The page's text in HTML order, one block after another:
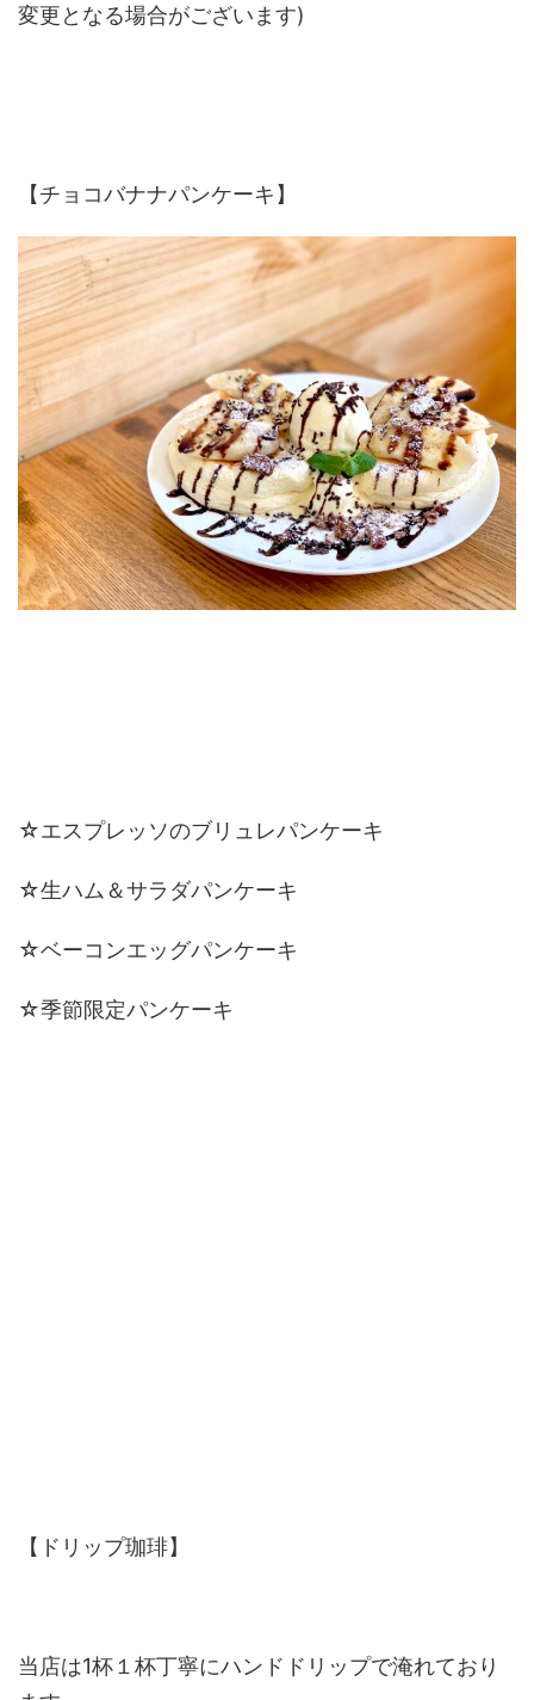
変更となる場合がございます)
【チョコバナナパンケーキ】
☆エスプレッソのブリュレパンケーキ
☆生ハム＆サラダパンケーキ
☆ベーコンエッグパンケーキ
☆季節限定パンケーキ
【ドリップ珈琲】
当店は1杯１杯丁寧にハンドドリップで淹れており